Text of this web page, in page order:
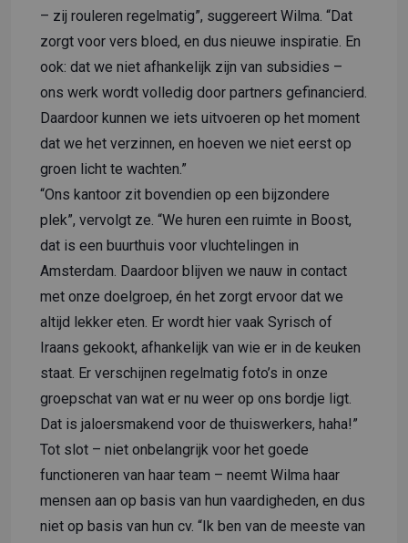
– zij rouleren regelmatig”, suggereert Wilma. “Dat
zorgt voor vers bloed, en dus nieuwe inspiratie. En
ook: dat we niet afhankelijk zijn van subsidies –
ons werk wordt volledig door partners gefinancierd.
Daardoor kunnen we iets uitvoeren op het moment
dat we het verzinnen, en hoeven we niet eerst op
groen licht te wachten.”
“Ons kantoor zit bovendien op een bijzondere
plek”, vervolgt ze. “We huren een ruimte in Boost,
dat is een buurthuis voor vluchtelingen in
Amsterdam. Daardoor blijven we nauw in contact
met onze doelgroep, én het zorgt ervoor dat we
altijd lekker eten. Er wordt hier vaak Syrisch of
Iraans gekookt, afhankelijk van wie er in de keuken
staat. Er verschijnen regelmatig foto’s in onze
groepschat van wat er nu weer op ons bordje ligt.
Dat is jaloersmakend voor de thuiswerkers, haha!”
Tot slot – niet onbelangrijk voor het goede
functioneren van haar team – neemt Wilma haar
mensen aan op basis van hun vaardigheden, en dus
niet op basis van hun cv. “Ik ben van de meeste van